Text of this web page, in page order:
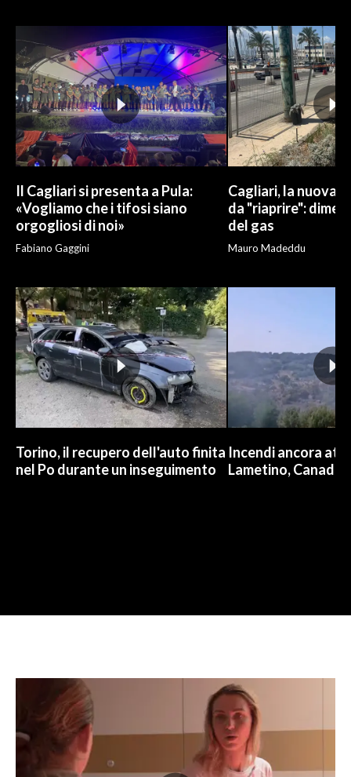
ABBONATI
ANNUNCI
NECROLOGI
PUBBLICITÀ
SPIAGGE
Il Cagliari si presenta a Pula:
«Vogliamo che i tifosi siano
orgogliosi di noi»
Fabiano Gaggini
Cagliari, la nuova
da "riaprire":
del gas
Mauro Madeddu
Torino, il recupero dell'auto finita
nel Po durante un inseguimento
Incendi ancora
Lametino,